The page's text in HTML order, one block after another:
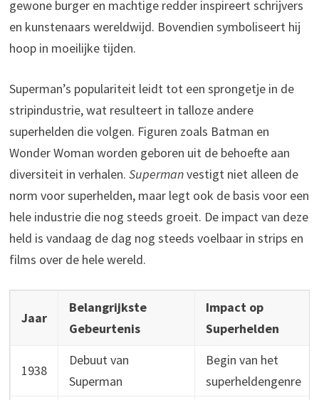
gewone burger en machtige redder inspireert schrijvers
en kunstenaars wereldwijd. Bovendien symboliseert hij
hoop in moeilijke tijden.
Superman’s populariteit leidt tot een sprongetje in de
stripindustrie, wat resulteert in talloze andere
superhelden die volgen. Figuren zoals Batman en
Wonder Woman worden geboren uit de behoefte aan
diversiteit in verhalen. Supermanvestigt niet alleen de
norm voor superhelden, maar legt ook de basis voor een
hele industrie die nog steeds groeit. De impact van deze
held is vandaag de dag nog steeds voelbaar in strips en
films over de hele wereld.
Jaar
Belangrijkste
Gebeurtenis
Impact op
Superhelden
1938
Debuut van
Superman
Begin van het
superheldengenre